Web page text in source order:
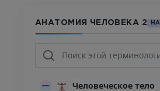
АНАТОМИЯ ЧЕЛОВЕКА 2
Человеческое тело